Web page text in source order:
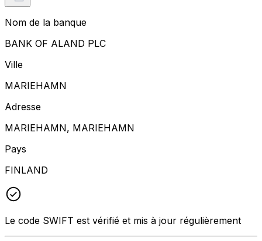
Nom de la banque
BANK OF ALAND PLC
Ville
MARIEHAMN
Adresse
MARIEHAMN, MARIEHAMN
Pays
FINLAND
Le code SWIFT est vérifié et mis à jour régulièrement